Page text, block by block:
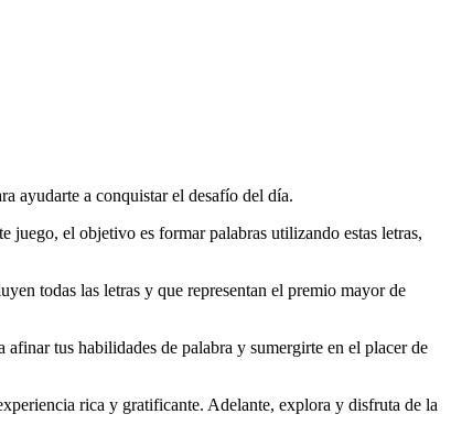
ayudarte a conquistar el desafío del día.
juego, el objetivo es formar palabras utilizando estas letras,
todas las letras y que representan el premio mayor de
afinar tus habilidades de palabra y sumergirte en el placer de
rica y gratificante. Adelante, explora y disfruta de la